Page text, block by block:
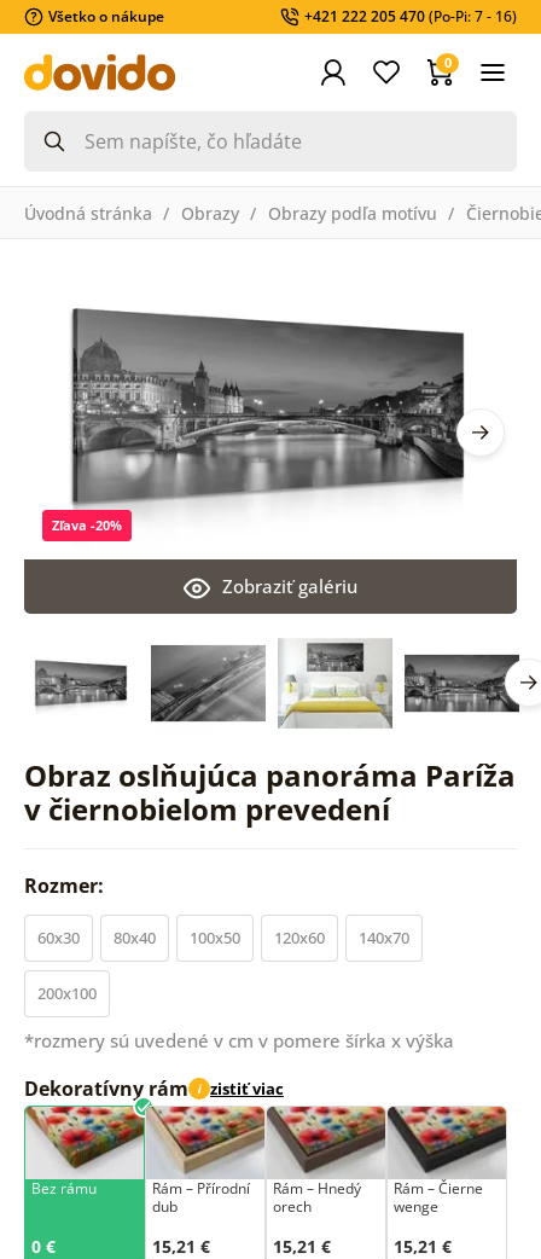
Všetko o nákupe +421 222 205 470(Po-Pi: 7 - 16)
0
Úvodná stránka Obrazy Obrazy podľa motívu
Obraz oslňujúca panoráma Paríža
v čiernobielom prevedení
Zobraziť galériu
Zľava -20%
Rozmer:
60x30 80x40 100x50 120x60 140x70
200x100
*rozmery sú uvedené v cm v pomere šírka x výška
Dekoratívny rám i zistiť viac
Bez rámu
0 €
Rám –⁠⁠⁠⁠⁠⁠ Přírodní
dub
15,21 €
Rám – Hnedý
orech
15,21 €
Rám – Čierne
wenge
15,21 €